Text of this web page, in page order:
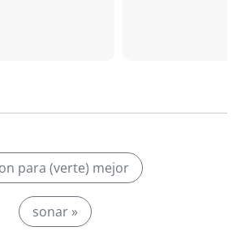
para (verte) mejor
sonar »